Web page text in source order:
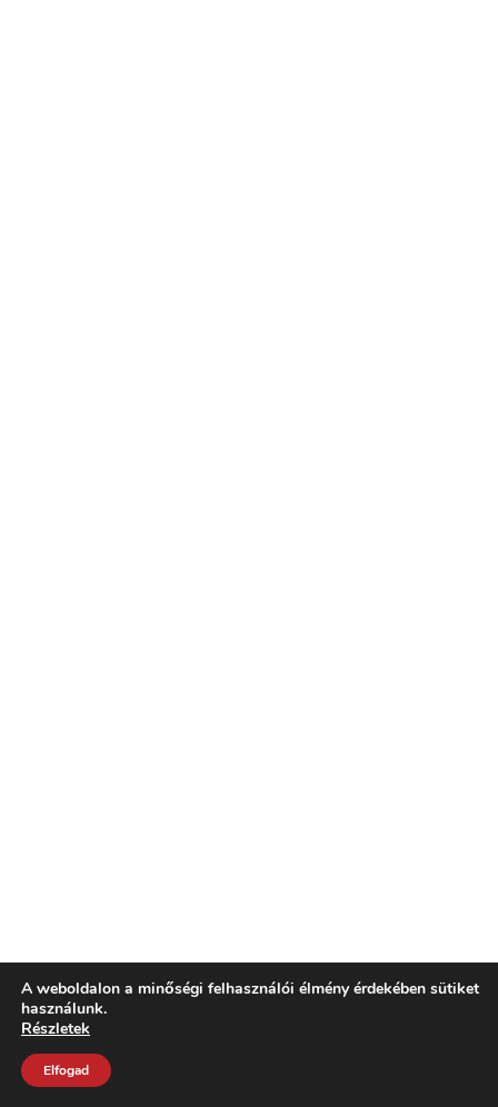
A weboldalon a minőségi felhasználói élmény érdekében sütiket
használunk.
Részletek
Elfogad